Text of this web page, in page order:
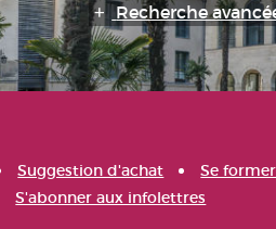
Recherche
Suggestion d'achat
Se
S'abonner aux infolettres